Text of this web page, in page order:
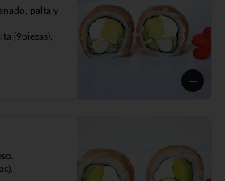
palta y
(9piezas).